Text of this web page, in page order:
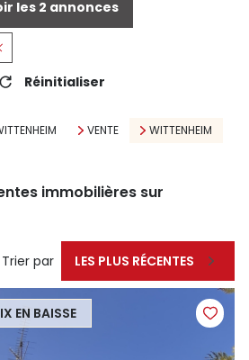
les 2 annonces
Réinitialiser
VENTE WITTENHEIM
immobilières sur
Trier par LES PLUS RÉCENTES
EN BAISSE